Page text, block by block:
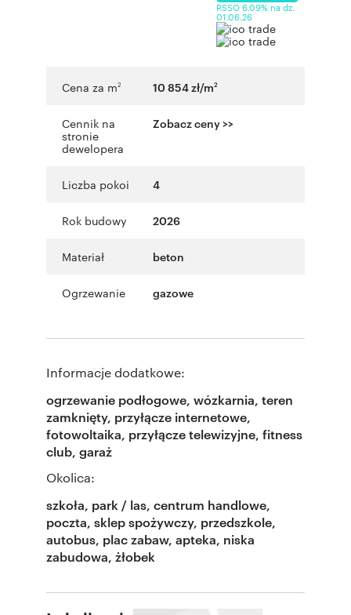
RSSO 6,09% na dz.
01.06.26
Cena za m2 10 854 zł/m2
Cennik na
stronie
dewelopera
Zobacz ceny >>
Liczba pokoi 4
Rok budowy 2026
Materiał beton
Ogrzewanie gazowe
Informacje dodatkowe:
ogrzewanie podłogowe, wózkarnia, teren
zamknięty, przyłącze internetowe,
fotowoltaika, przyłącze telewizyjne, fitness
club, garaż
Okolica:
szkoła, park / las, centrum handlowe,
poczta, sklep spożywczy, przedszkole,
autobus, plac zabaw, apteka, niska
zabudowa, żłobek